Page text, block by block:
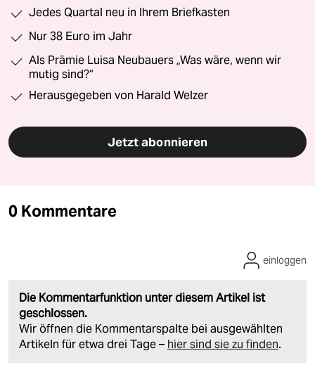
Jedes Quartal neu in Ihrem Briefkasten
Nur 38 Euro im Jahr
Als Prämie Luisa Neubauers „Was wäre, wenn wir
mutig sind?“
Herausgegeben von Harald Welzer
Jetzt abonnieren
0 Kommentare
Die Kommentarfunktion unter diesem Artikel ist
geschlossen.
Wir öffnen die Kommentarspalte bei ausgewählten
Artikeln für etwa drei Tage – hier sind sie zu finden.
einloggen